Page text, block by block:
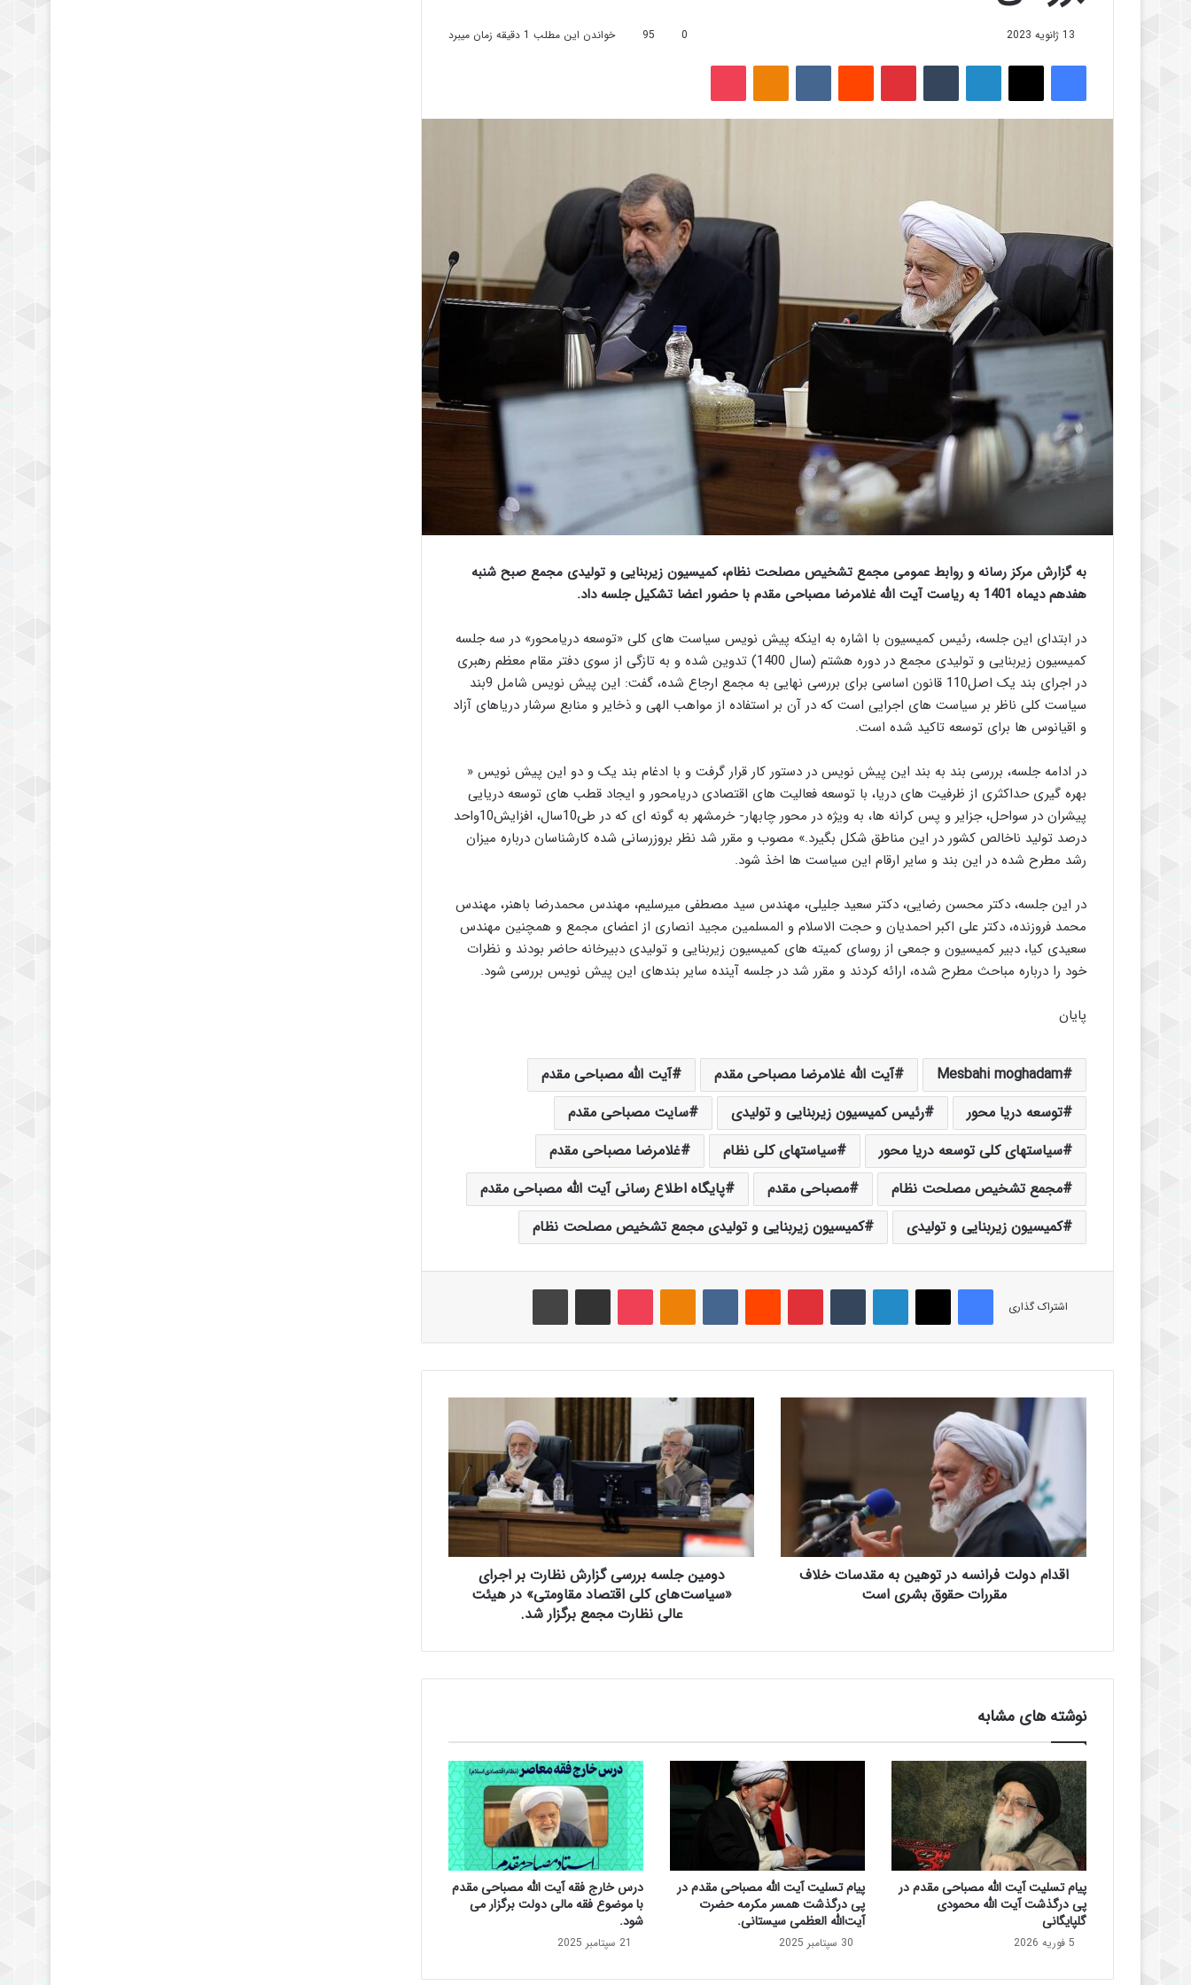
13 ژانویه 2023 0
95 خواندن این مطلب 1 دقیقه زمان میبرد
فیس بوک لینکدین ‫پین‌ترست ‫رددیت
به گزارش مرکز رسانه و روابط عمومی مجمع تشخیص مصلحت نظام، کمیسیون زیربنایی و تولیدی مجمع صبح شنبه
هفدهم دیماه 1401 به ریاست آیت الله غلامرضا مصباحی مقدم با حضور اعضا تشکیل جلسه داد.
در ابتدای این جلسه، رئیس کمیسیون با اشاره به اینکه پیش نویس سیاست های کلی «توسعه دریامحور» در سه جلسه
کمیسیون زیربنایی و تولیدی مجمع در دوره هشتم (سال 1400) تدوین شده و به تازگی از سوی دفتر مقام معظم رهبری
در اجرای بند یک اصل110 قانون اساسی برای بررسی نهایی به مجمع ارجاع شده، گفت: این پیش نویس شامل 9بند
سیاست کلی ناظر بر سیاست های اجرایی است که در آن بر استفاده از مواهب الهی و ذخایر و منابع سرشار دریاهای آزاد
و اقیانوس ها برای توسعه تاکید شده است.
در ادامه جلسه، بررسی بند به بند این پیش نویس در دستور کار قرار گرفت و با ادغام بند یک و دو این پیش نویس «
بهره گیری حداکثری از ظرفیت های دریا، با توسعه فعالیت های اقتصادی دریامحور و ایجاد قطب های توسعه دریایی
پیشران در سواحل، جزایر و پس کرانه ها، به ویژه در محور چابهار- خرمشهر به گونه ای که در طی10سال، افزایش10واحد
درصد تولید ناخالص کشور در این مناطق شکل بگیرد.» مصوب و مقرر شد نظر بروزرسانی شده کارشناسان درباره میزان
رشد مطرح شده در این بند و سایر ارقام این سیاست ها اخذ شود.
در این جلسه، دکتر محسن رضایی، دکتر سعید جلیلی، مهندس سید مصطفی میرسلیم، مهندس محمدرضا باهنر، مهندس
محمد فروزنده، دکتر علی اکبر احمدیان و حجت الاسلام و المسلمین مجید انصاری از اعضای مجمع و همچنین مهندس
سعیدی کیا، دبیر کمیسیون و جمعی از روسای کمیته های کمیسیون زیربنایی و تولیدی دبیرخانه حاضر بودند و نظرات
خود را درباره مباحث مطرح شده، ارائه کردند و مقرر شد در جلسه آینده سایر بندهای این پیش نویس بررسی شود.
پایان
Mesbahi moghadam آیت الله غلامرضا مصباحی مقدم
آیت الله مصباحی مقدم
توسعه دریا محور
رئیس کمیسیون زیربنایی و تولیدی
سایت مصباحی مقدم
سیاستهای کلی توسعه دریا محور
سیاستهای کلی نظام
غلامرضا مصباحی مقدم
مجمع تشخیص مصلحت نظام
مصباحی مقدم
پایگاه اطلاع رسانی آیت الله مصباحی مقدم
کمیسیون زیربنایی و تولیدی
کمیسیون زیربنایی و تولیدی مجمع تشخیص مصلحت نظام
اشتراک گذاری
فیس بوک لینکدین ‫پین‌ترست ‫رددیت پاکت اشتراک گذاری از طریق ایمیل
و
ل
ت
س
ت
و
ه
ی
ن
ب
ه
م
ق
د
س
ا
اقدام دولت فرانسه در توهین به مقدسات خلاف
مقررات حقوق بشری است
ج
س
ه
ی
ش
ن
ظ
ا
ر
ت
ر
ا
ج
ر
دومین جلسه بررسی گزارش نظارت بر اجرای
«سیاست‌های کلی اقتصاد مقاومتی» در هیئت
عالی نظارت مجمع برگزار شد.
نوشته های مشابه
پیام تسلیت آیت الله مصباحی مقدم در
پی درگذشت آیت الله محمودی
گلپایگانی
5 فوریه 2026
پیام تسلیت آیت الله مصباحی مقدم در
پی درگذشت همسر مکرمه حضرت
آیت‌الله العظمی سیستانی.
30 سپتامبر 2025
درس خارج فقه آیت الله مصباحی مقدم
با موضوع فقه مالی دولت برگزار می
شود.
21 سپتامبر 2025